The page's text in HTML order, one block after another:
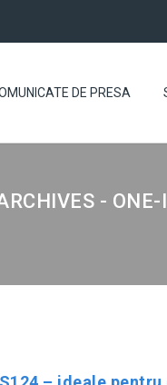
DE PRESA
- ONE-